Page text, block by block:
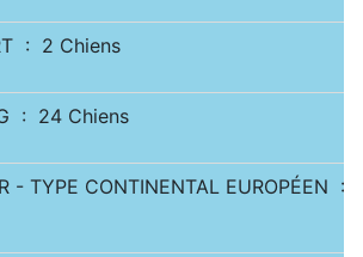
: 2 Chiens
: 24 Chiens
- TYPE CONTINENTAL EUROPÉEN :